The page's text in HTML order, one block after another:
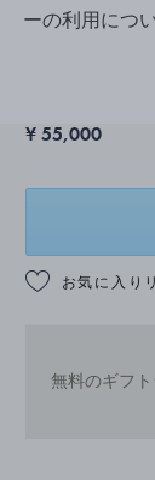
スターリングシ
¥ 55,000
お気に入り
無料のギフ
ーの利用につ